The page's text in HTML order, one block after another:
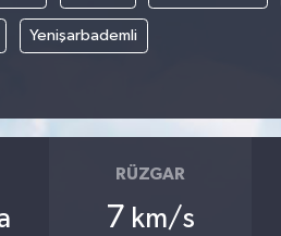
Yenişarbademli
RÜZGAR
7 km/s